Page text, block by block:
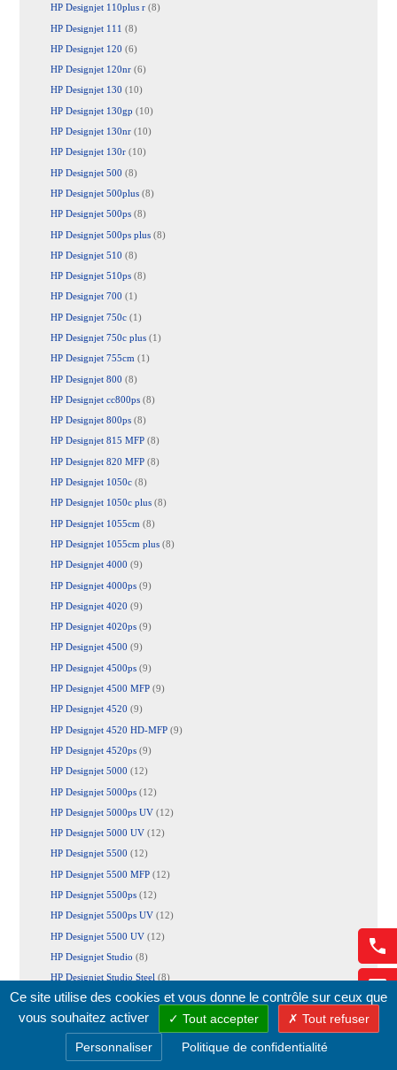
HP Designjet 110plus r (8)
HP Designjet 111 (8)
HP Designjet 120 (6)
HP Designjet 120nr (6)
HP Designjet 130 (10)
HP Designjet 130gp (10)
HP Designjet 130nr (10)
HP Designjet 130r (10)
HP Designjet 500 (8)
HP Designjet 500plus (8)
HP Designjet 500ps (8)
HP Designjet 500ps plus (8)
HP Designjet 510 (8)
HP Designjet 510ps (8)
HP Designjet 700 (1)
HP Designjet 750c (1)
HP Designjet 750c plus (1)
HP Designjet 755cm (1)
HP Designjet 800 (8)
HP Designjet cc800ps (8)
HP Designjet 800ps (8)
HP Designjet 815 MFP (8)
HP Designjet 820 MFP (8)
HP Designjet 1050c (8)
HP Designjet 1050c plus (8)
HP Designjet 1055cm (8)
HP Designjet 1055cm plus (8)
HP Designjet 4000 (9)
HP Designjet 4000ps (9)
HP Designjet 4020 (9)
HP Designjet 4020ps (9)
HP Designjet 4500 (9)
HP Designjet 4500ps (9)
HP Designjet 4500 MFP (9)
HP Designjet 4520 (9)
HP Designjet 4520 HD-MFP (9)
HP Designjet 4520ps (9)
HP Designjet 5000 (12)
HP Designjet 5000ps (12)
HP Designjet 5000ps UV (12)
HP Designjet 5000 UV (12)
HP Designjet 5500 (12)
HP Designjet 5500 MFP (12)
HP Designjet 5500ps (12)
HP Designjet 5500ps UV (12)
HP Designjet 5500 UV (12)
HP Designjet Studio (8)
HP Designjet Studio Steel (8)
HP Designjet T120(9)
HP Designjet T125(9)
HP Designjet T230(8)
Ce site utilise des cookies et vous donne le contrôle sur ceux que
vous souhaitez activer
Tout accepter
Tout refuser
Personnaliser
Politique de confidentialité